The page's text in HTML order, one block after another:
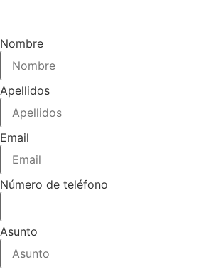
Nombre
Apellidos
Email
Número de teléfono
Asunto